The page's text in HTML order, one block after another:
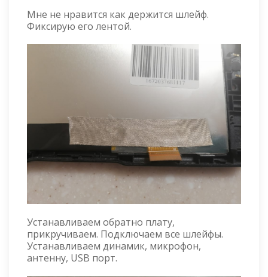
Мне не нравится как держится шлейф.
Фиксирую его лентой.
Устанавливаем обратно плату,
прикручиваем. Подключаем все шлейфы.
Устанавливаем динамик, микрофон,
антенну, USB порт.